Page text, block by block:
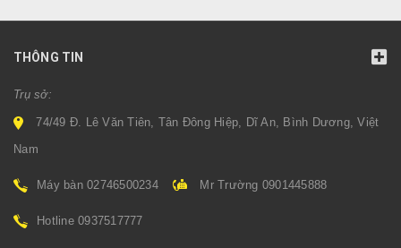
THÔNG TIN
Trụ sở:
74/49 Đ. Lê Văn Tiên, Tân Đông Hiệp, Dĩ An, Bình Dương, Việt
Nam
Máy bàn 02746500234 Mr Trường 0901445888
Hotline 0937517777